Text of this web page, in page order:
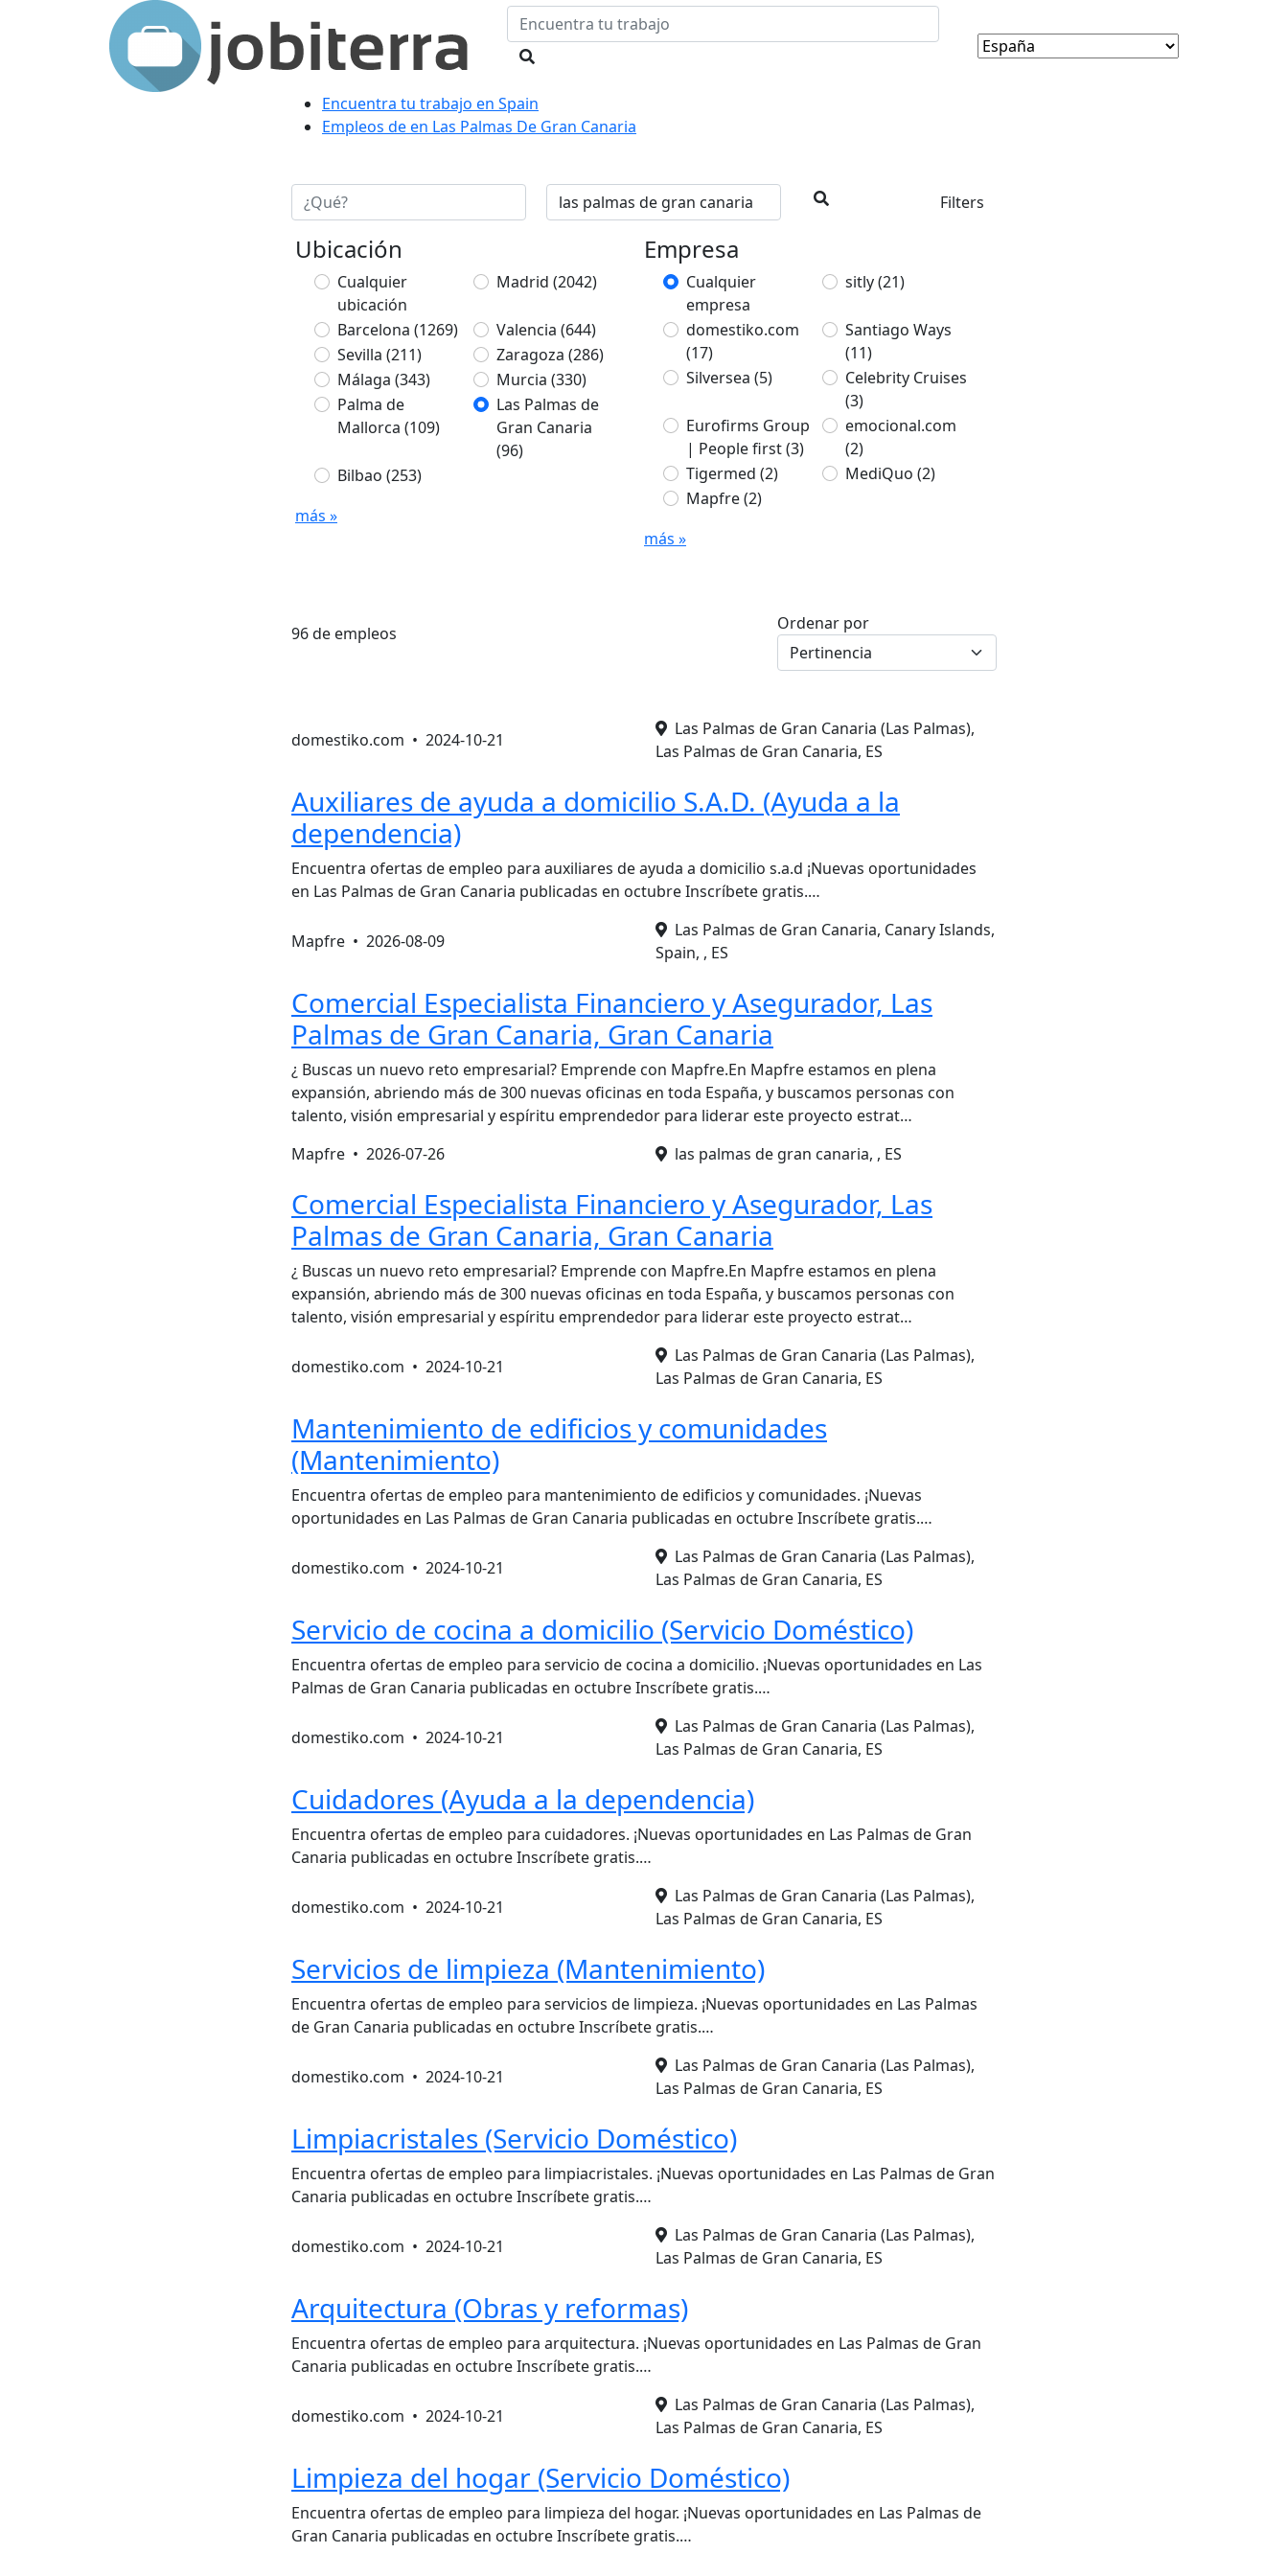
Encuentra tu trabajo en Spain
Empleos de en Las Palmas De Gran Canaria
Filters
Ubicación
Cualquier
ubicación
Madrid (2042)
Barcelona (1269) Valencia (644)
Sevilla (211) Zaragoza (286)
Málaga (343) Murcia (330)
Palma de
Mallorca (109)
Las Palmas de
Gran Canaria
(96)
Bilbao (253)
más »
Empresa
Cualquier
empresa
sitly(21)
domestiko.com
(17)
Santiago Ways
(11)
Silversea (5)
Celebrity Cruises
(3)
Eurofirms Group
| People first(3)
emocional.com
(2)
Tigermed (2) MediQuo (2)
Mapfre(2)
más »
96 de empleos Ordenar por
domestiko.com • 2024-10-21
Las Palmas de Gran Canaria (Las Palmas),
Las Palmas de Gran Canaria, ES
Auxiliares de ayuda a domicilio S.A.D. (Ayuda a la
dependencia)
Encuentra ofertas de empleo para auxiliares de ayuda a domicilio s.a.d ¡Nuevas oportunidades
en Las Palmas de Gran Canaria publicadas en octubre Inscríbete gratis.…
Mapfre • 2026-08-09
Las Palmas de Gran Canaria, Canary Islands,
Spain, , ES
Comercial Especialista Financiero y Asegurador, Las
Palmas de Gran Canaria, Gran Canaria
¿ Buscas un nuevo reto empresarial? Emprende con Mapfre.En Mapfre estamos en plena
expansión, abriendo más de 300 nuevas oficinas en toda España, y buscamos personas con
talento, visión empresarial y espíritu emprendedor para liderar este proyecto estrat…
Mapfre • 2026-07-26 las palmas de gran canaria, , ES
Comercial Especialista Financiero y Asegurador, Las
Palmas de Gran Canaria, Gran Canaria
¿ Buscas un nuevo reto empresarial? Emprende con Mapfre.En Mapfre estamos en plena
expansión, abriendo más de 300 nuevas oficinas en toda España, y buscamos personas con
talento, visión empresarial y espíritu emprendedor para liderar este proyecto estrat…
domestiko.com • 2024-10-21
Las Palmas de Gran Canaria (Las Palmas),
Las Palmas de Gran Canaria, ES
Mantenimiento de edificios y comunidades
(Mantenimiento)
Encuentra ofertas de empleo para mantenimiento de edificios y comunidades. ¡Nuevas
oportunidades en Las Palmas de Gran Canaria publicadas en octubre Inscríbete gratis.…
domestiko.com • 2024-10-21
Las Palmas de Gran Canaria (Las Palmas),
Las Palmas de Gran Canaria, ES
Servicio de cocina a domicilio (Servicio Doméstico)
Encuentra ofertas de empleo para servicio de cocina a domicilio. ¡Nuevas oportunidades en Las
Palmas de Gran Canaria publicadas en octubre Inscríbete gratis.…
domestiko.com • 2024-10-21
Las Palmas de Gran Canaria (Las Palmas),
Las Palmas de Gran Canaria, ES
Cuidadores (Ayuda a la dependencia)
Encuentra ofertas de empleo para cuidadores. ¡Nuevas oportunidades en Las Palmas de Gran
Canaria publicadas en octubre Inscríbete gratis.…
domestiko.com • 2024-10-21
Las Palmas de Gran Canaria (Las Palmas),
Las Palmas de Gran Canaria, ES
Servicios de limpieza (Mantenimiento)
Encuentra ofertas de empleo para servicios de limpieza. ¡Nuevas oportunidades en Las Palmas
de Gran Canaria publicadas en octubre Inscríbete gratis.…
domestiko.com • 2024-10-21
Las Palmas de Gran Canaria (Las Palmas),
Las Palmas de Gran Canaria, ES
Limpiacristales (Servicio Doméstico)
Encuentra ofertas de empleo para limpiacristales. ¡Nuevas oportunidades en Las Palmas de Gran
Canaria publicadas en octubre Inscríbete gratis.…
domestiko.com • 2024-10-21
Las Palmas de Gran Canaria (Las Palmas),
Las Palmas de Gran Canaria, ES
Arquitectura (Obras y reformas)
Encuentra ofertas de empleo para arquitectura. ¡Nuevas oportunidades en Las Palmas de Gran
Canaria publicadas en octubre Inscríbete gratis.…
domestiko.com • 2024-10-21
Las Palmas de Gran Canaria (Las Palmas),
Las Palmas de Gran Canaria, ES
Limpieza del hogar (Servicio Doméstico)
Encuentra ofertas de empleo para limpieza del hogar. ¡Nuevas oportunidades en Las Palmas de
Gran Canaria publicadas en octubre Inscríbete gratis.…